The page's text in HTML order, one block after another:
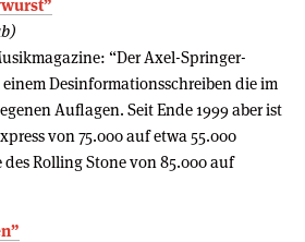
“Der Axel-Springer-
Desinformationsschreiben die im
Auflagen. Seit Ende 1999 aber ist
von 75.000 auf etwa 55.000
Rolling Stone von 85.000 auf